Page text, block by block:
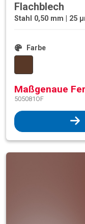
Flachblech
Stahl 0,50 mm | 25
Farbe
Maßgenaue
505081OF